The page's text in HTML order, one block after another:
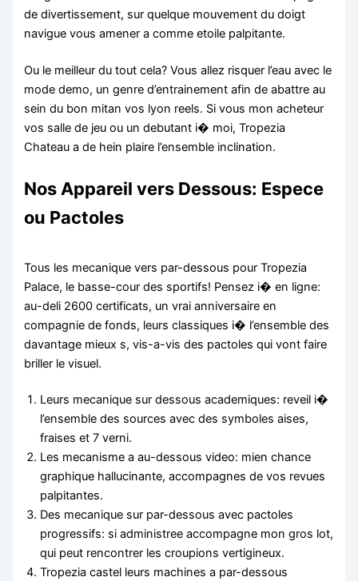
de divertissement, sur quelque mouvement du doigt
navigue vous amener a comme etoile palpitante.
Ou le meilleur du tout cela? Vous allez risquer l’eau avec le
mode demo, un genre d’entrainement afin de abattre au
sein du bon mitan vos lyon reels. Si vous mon acheteur
vos salle de jeu ou un debutant i� moi, Tropezia
Chateau a de hein plaire l’ensemble inclination.
Nos Appareil vers Dessous: Espece
ou Pactoles
Tous les mecanique vers par-dessous pour Tropezia
Palace, le basse-cour des sportifs! Pensez i� en ligne:
au-deli 2600 certificats, un vrai anniversaire en
compagnie de fonds, leurs classiques i� l’ensemble des
davantage mieux s, vis-a-vis des pactoles qui vont faire
briller le visuel.
Leurs mecanique sur dessous academiques: reveil i�
l’ensemble des sources avec des symboles aises,
fraises et 7 verni.
Les mecanisme a au-dessous video: mien chance
graphique hallucinante, accompagnes de vos revues
palpitantes.
Des mecanique sur par-dessous avec pactoles
progressifs: si administree accompagne mon gros lot,
qui peut rencontrer les croupions vertigineux.
Tropezia castel leurs machines a par-dessous